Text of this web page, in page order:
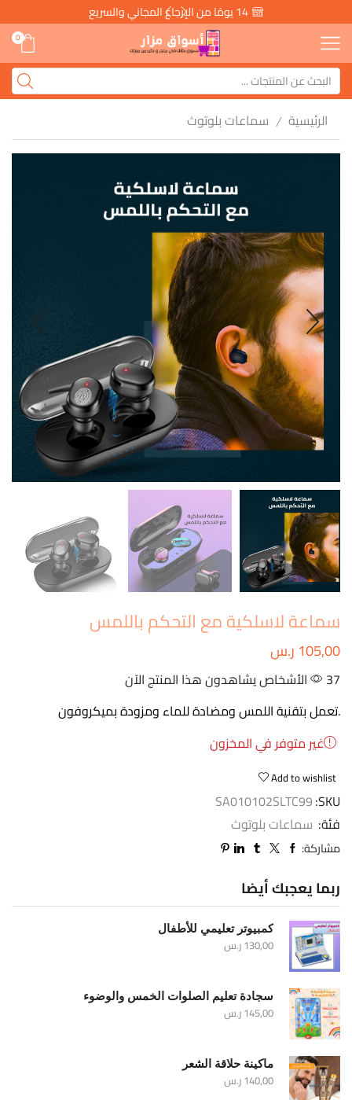
14 يومًا من الإرجاع المجاني والسريع
0
الرئيسية / سماعات بلوتوث
سماعة لاسلكية مع التحكم باللمس
105,00 ر.س
37 الأشخاص يشاهدون هذا المنتج الآن
.تعمل بتقنية اللمس ومضادة للماء ومزودة بميكروفون
غير متوفر في المخزون
Add to wishlist
SKU:
SA010102SLTC99
فئة: سماعات بلوتوث
مشاركة:
ربما يعجبك أيضا
كمبيوتر تعليمي للأطفال
130,00ر.س
سجادة تعليم الصلوات الخمس والوضوء
145,00ر.س
ماكينة حلاقة الشعر
140,00ر.س